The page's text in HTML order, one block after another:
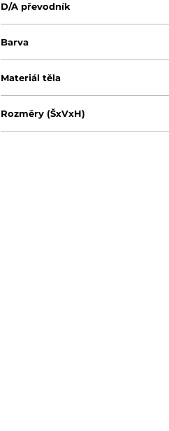
D/A převodník
Barva
Materiál těla
Rozměry (ŠxVxH)